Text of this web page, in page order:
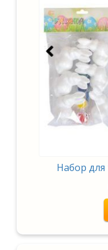
Набор для